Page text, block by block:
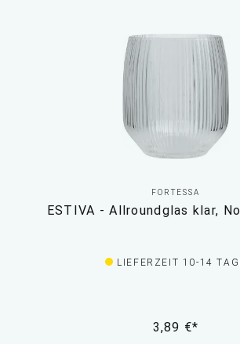
FORTESSA
ESTIVA - Allroundglas klar,
LIEFERZEIT 10-14
3,89 €*